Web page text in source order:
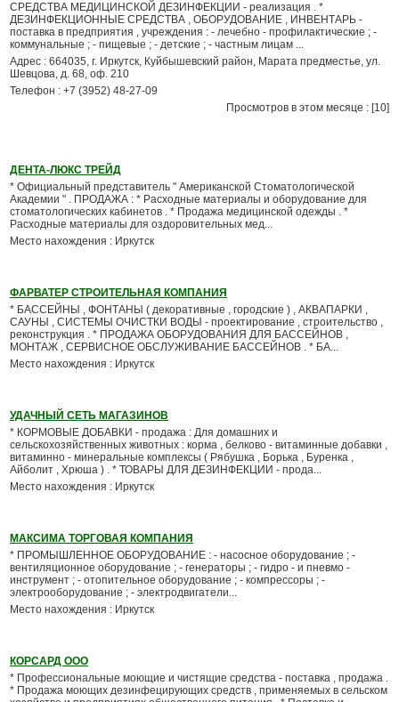
СРЕДСТВА МЕДИЦИНСКОЙ ДЕЗИНФЕКЦИИ - реализация . *
ДЕЗИНФЕКЦИОННЫЕ СРЕДСТВА , ОБОРУДОВАНИЕ , ИНВЕНТАРЬ -
поставка в предприятия , учреждения : - лечебно - профилактические ; -
коммунальные ; - пищевые ; - детские ; - частным лицам ...
Адрес : 664035, г. Иркутск, Куйбышевский район, Марата предместье, ул.
Шевцова, д. 68, оф. 210
Телефон : +7 (3952) 48-27-09
Просмотров в этом месяце : [10]
ДЕНТА-ЛЮКС ТРЕЙД
* Официальный представитель " Американской Стоматологической
Академии " . ПРОДАЖА : * Расходные материалы и оборудование для
стоматологических кабинетов . * Продажа медицинской одежды . *
Расходные материалы для оздоровительных мед...
Место нахождения : Иркутск
ФАРВАТЕР СТРОИТЕЛЬНАЯ КОМПАНИЯ
* БАССЕЙНЫ , ФОНТАНЫ ( декоративные , городские ) , АКВАПАРКИ ,
САУНЫ , СИСТЕМЫ ОЧИСТКИ ВОДЫ - проектирование , строительство ,
реконструкция . * ПРОДАЖА ОБОРУДОВАНИЯ ДЛЯ БАССЕЙНОВ ,
МОНТАЖ , СЕРВИСНОЕ ОБСЛУЖИВАНИЕ БАССЕЙНОВ . * БА...
Место нахождения : Иркутск
УДАЧНЫЙ СЕТЬ МАГАЗИНОВ
* КОРМОВЫЕ ДОБАВКИ - продажа : Для домашних и
сельскохозяйственных животных : корма , белково - витаминные добавки ,
витаминно - минеральные комплексы ( Рябушка , Борька , Буренка ,
Айболит , Хрюша ) . * ТОВАРЫ ДЛЯ ДЕЗИНФЕКЦИИ - прода...
Место нахождения : Иркутск
МАКСИМА ТОРГОВАЯ КОМПАНИЯ
* ПРОМЫШЛЕННОЕ ОБОРУДОВАНИЕ : - насосное оборудование ; -
вентиляционное оборудование ; - генераторы ; - гидро - и пневмо -
инструмент ; - отопительное оборудование ; - компрессоры ; -
электрооборудование ; - электродвигатели...
Место нахождения : Иркутск
КОРСАРД ООО
* Профессиональные моющие и чистящие средства - поставка , продажа .
* Продажа моющих дезинфецирующих средств , применяемых в сельском